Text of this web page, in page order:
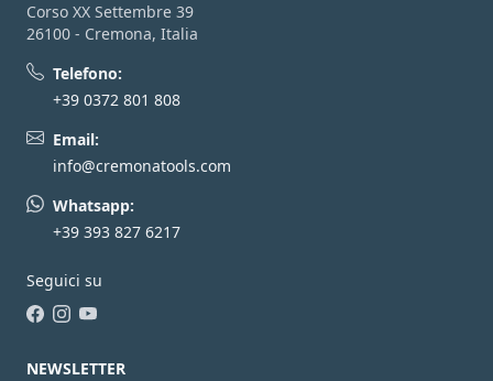
Corso XX Settembre 39
26100 - Cremona, Italia
Telefono:
+39 0372 801 808
Email:
info@cremonatools.com
Whatsapp:
+39 393 827 6217
Seguici su
NEWSLETTER